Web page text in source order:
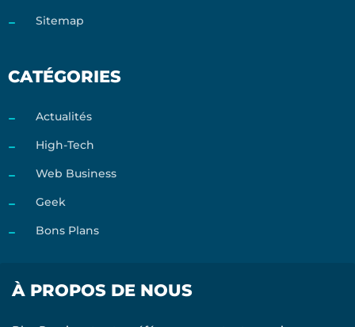
Sitemap
CATÉGORIES
Actualités
High-Tech
Web Business
Geek
Bons Plans
À PROPOS DE NOUS